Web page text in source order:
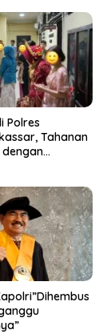
Polres
Tahanan